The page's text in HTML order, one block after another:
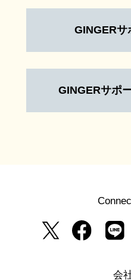
GINGERサ
GINGERサポ
会